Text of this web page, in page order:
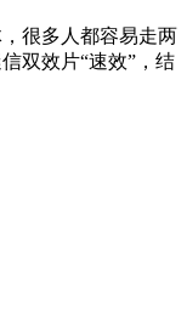
很多人都容易走两
双效片“速效”，结